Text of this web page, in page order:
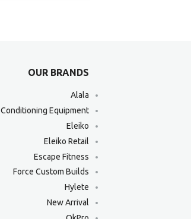
OUR BRANDS
Alala
Conditioning Equipment
Eleiko
Eleiko Retail
Escape Fitness
Force Custom Builds
Hylete
New Arrival